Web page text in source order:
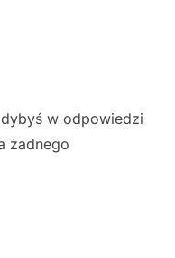
w odpowiedzi
żadnego